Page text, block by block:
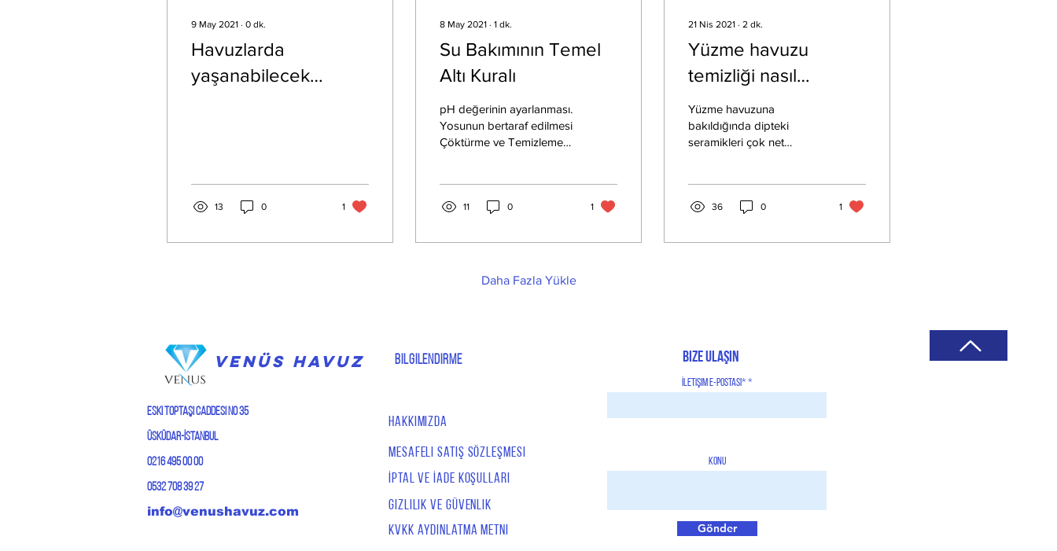
9 May 2021 ∙ 0 dk.
Havuzlarda
yaşanabilecek
13 0 1
8 May 2021 ∙ 1 dk.
Su Bakımının Temel
Altı Kuralı
pH değerinin ayarlanması.
Yosunun bertaraf edilmesi
Çöktürme ve Temizleme
11 0 1
21 Nis 2021 ∙ 2 dk.
Yüzme havuzu
temizliği nasıl
yapılmalı?
Yüzme havuzuna
bakıldığında dipteki
seramikleri çok net
demektir. Bu...
36 0 1
Daha Fazla Yükle
VENÜS HAVUZ
Eski Toptaşı caddesi No 35
Üsküdar-İstanbul
0216 495 00 00
0532 708 39 27
info@venushavuz.com
Bilgilendirme
Hakkımızda
Mesafeli Satış Sözleşmesi
İptal ve İade Koşulları
Gizlilik ve Güvenlik
KVKK Aydınlatma Metni
Bize Ulaşın
İletişim E-Postası*
Konu
Gönder